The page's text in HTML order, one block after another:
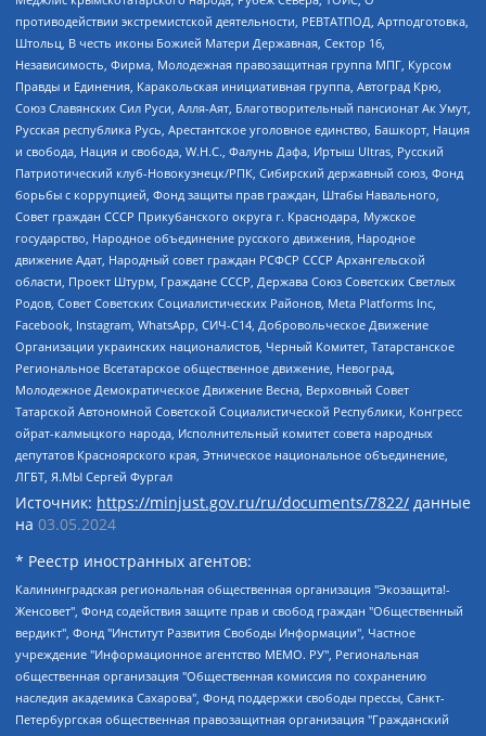
противодействии экстремистской деятельности, РЕВТАТПОД, Артподготовка,
Штольц, В честь иконы Божией Матери Державная, Сектор 16,
Независимость, Фирма, Молодежная правозащитная группа МПГ, Курсом
Правды и Единения, Каракольская инициативная группа, Автоград Крю,
Союз Славянских Сил Руси, Алля-Аят, Благотворительный пансионат Ак Умут,
Русская республика Русь, Арестантское уголовное единство, Башкорт, Нация
и свобода, Нация и свобода, W.H.С., Фалунь Дафа, Иртыш Ultras, Русский
Патриотический клуб-Новокузнецк/РПК, Сибирский державный союз, Фонд
борьбы с коррупцией, Фонд защиты прав граждан, Штабы Навального,
Совет граждан СССР Прикубанского округа г. Краснодара, Мужское
государство, Народное объединение русского движения, Народное
движение Адат, Народный совет граждан РСФСР СССР Архангельской
области, Проект Штурм, Граждане СССР, Держава Союз Советских Светлых
Родов, Совет Советских Социалистических Районов, Meta Platforms Inc,
Facebook, Instagram, WhatsApp, СИЧ-С14, Добровольческое Движение
Организации украинских националистов, Черный Комитет, Татарстанское
Региональное Всетатарское общественное движение, Невоград,
Молодежное Демократическое Движение Весна, Верховный Совет
Татарской Автономной Советской Социалистической Республики, Конгресс
ойрат-калмыцкого народа, Исполнительный комитет совета народных
депутатов Красноярского края, Этническое национальное объединение,
ЛГБТ, Я.МЫ Сергей Фургал
Источник: https://minjust.gov.ru/ru/documents/7822/ данные
на 03.05.2024
* Реестр иностранных агентов:
Калининградская региональная общественная организация "Экозащита!-Женсовет", Фонд содействия защите прав и свобод граждан "Общественный вердикт", Фонд "Институт Развития Свободы Информации", Частное учреждение "Информационное агентство МЕМО. РУ", Региональная общественная организация "Общественная комиссия по сохранению наследия академика Сахарова", Фонд поддержки свободы прессы, Санкт-Петербургская общественная правозащитная организация "Гражданский контроль", Межрегиональная общественная организация "Информационно-просветительский центр "Мемориал", Региональный Фонд "Центр Защиты Прав Средств Массовой Информации", с 05.12.2023 Фонд "Центр Защиты Прав Средств массовой информации", Региональная общественная благотворительная организация помощи беженцам и мигрантам "Гражданское содействие", Негосударственное образовательное учреждение дополнительного профессионального образования (повышение квалификации) специалистов "АКАДЕМИЯ ПО ПРАВАМ ЧЕЛОВЕКА", Свердловская региональная общественная организация "Сутяжник", Автономная некоммерческая организация "Центр независимых социологических исследований", Союз общественных объединений "Российский исследовательский центр по правам человека", Региональное общественное учреждение научно-информационный центр "МЕМОРИАЛ", Некоммерческая организация "Фонд защиты гласности", Автономная некоммерческая организация "Институт прав человека", Городская общественная организация "Екатеринбургское общество "МЕМОРИАЛ", Городская общественная организация "Рязанское историко-просветительское и правозащитное общество "Мемориал" (Рязанский Мемориал), Челябинский региональный орган общественной самодеятельности – женское общественное объединение "Женщины Евразии", Челябинский региональный орган общественной самодеятельности "Уральская правозащитная группа", Фонд содействия защите здоровья и социальной справедливости имени Андрея Рылькова, Автономная Некоммерческая Организация "Аналитический Центр Юрия Левады", Автономная некоммерческая организация социальной поддержки населения "Проект Апрель", Региональная общественная организация помощи женщинам и детям, находящимся в кризисной ситуации "Информационно-методический центр "Анна", Фонд содействия развитию массовых коммуникаций и правовому просвещению "Так-так-Так", Фонд содействия устойчивому развитию "Серебряная тайга", Свердловский региональный общественный фонд социальных проектов "Новое время", "Idel.Реалии", Кавказ.Реалии, Крым.Реалии, Телеканал Настоящее Время, Татаро-башкирская служба Радио Свобода (Azatliq Radiosi), Радио Свободная Европа/Радио Свобода (PCE/PC), "Сибирь.Реалии", "Фактограф", Благотворительный фонд помощи осужденным и их семьям, Автономная некоммерческая организация "Институт глобализации и социальных движений", Фонд "В защиту прав заключенных", Частное учреждение "Центр поддержки и содействия развитию средств массовой информации", Пензенский региональный общественный благотворительный фонд "Гражданский союз", "Север.Реалии", Некоммерческая организация Фонд "Правовая инициатива", Общество с ограниченной ответственностью "Радио Свободная Европа/Радио Свобода", Чешское информационное агентство "MEDIUM-ORIENT", Красноярская региональная общественная организация "Мы против СПИДа", Камалягин Денис Николаевич, Маркелов Сергей Евгеньевич, Пономарев Лев Александрович, Савицкая Людмила Алексеевна, Автономная некоммерческая организация "Центр по работе с проблемой насилия "НАСИЛИЮ.НЕТ", Межрегиональный профессиональный союз работников здравоохранения "Альянс врачей", Юридическое лицо, зарегистрированное в Латвийской Республике, SIA "Medusa Project" (регистрационный номер 40103797863, дата регистрации 10.06.2014), Некоммерческая организация "Фонд по борьбе с коррупцией", Автономная некоммерческая организация "Институт права и публичной политики", Баданин Роман Сергеевич, Гликин Максим Александрович, Железнова Мария Михайловна, Лукьянова Юлия Сергеевна, Маетная Елизавета Витальевна, Маняхин Петр Борисович, Чуракова Ольга Владимировна, Ярош Юлия Петровна, Юридическое лицо "The Insider SIA", зарегистрированное в Риге, Латвийская Республика (дата регистрации 26.06.2015), являющееся администратором доменного имени интернет-издания "The Insider SIA", https://theins.ru, Постернак Алексей Евгеньевич, Рубин Михаил Аркадьевич, Анин Роман Александрович, Юридическое лицо Istories fonds, зарегистрированное в Латвийской Республике (регистрационный номер 50008295751, дата регистрации 24.02.2020), Великовский Дмитрий Александрович, Долинина Ирина Николаевна, Мароховская Алеся Алексеевна, Шлейнов Роман Юрьевич, Шмагун Олеся Валентиновна, Общество с ограниченной ответственностью "Альтаир 2021", Общество с ограниченной ответственностью "Вега 2021", Общество с ограниченной ответственностью "Главный редактор 2021", Общество с ограниченной ответственностью "Ромашки монолит", Важенков Артем Валерьевич, Ивановская областная общественная организация "Центр гендерных исследований", Гурман Юрий Альбертович, Медиапроект "ОВД-Инфо", Егоров Владимир Владимирович, Жилинский Владимир Александрович, Общество с ограниченной ответственностью "ЗП", Иванова София Юрьевна, Карезина Инна Павловна, Кильтау Екатерина Викторовна, Петров Алексей Викторович, Пискунов Сергей Евгеньевич, Смирнов Сергей Сергеевич, Тихонов Михаил Сергеевич, Общество с ограниченной ответственностью "ЖУРНАЛИСТ-ИНОСТРАННЫЙ АГЕНТ", Арапова Галина Юрьевна, Вольтская Татьяна Анатольевна, Американская компания "Mason G.E.S. Anonymous Foundation" (США), являющаяся владельцем интернет-издания https://mnews.world/, Компания "Stichting Bellingcat", зарегистрированная в Нидерландах (дата регистрации 11.07.2018), Захаров Андрей Вячеславович, Клепиковская Екатерина Дмитриевна, Общество с ограниченной ответственностью "МЕМО", Перл Роман Александрович, Симонов Евгений Алексеевич, Соловьева Елена Анатольевна, Сотников Даниил Владимирович, Сурначева Елизавета Дмитриевна, Автономная некоммерческая организация по защите прав человека и информированию населения "Якутия – Наше Мнение", Общество с ограниченной ответственностью "Москоу диджитал медиа", с 26.01.2023 Общество с ограниченной ответственностью "Чайка Белые сады", Ветошкина Валерия Валерьевна, Заговора Максим Александрович, Межрегиональное общественное движение "Российская ЛГБТ - сеть", Оленичев Максим Владимирович, Павлов Иван Юрьевич, Скворцова Елена Сергеевна, Общество с ограниченной ответственностью "Как бы инагент", Кочетков Игорь Викторович, Общество с ограниченной ответственностью "Честные выборы", Еланчик Олег Александрович, Общество с ограниченной ответственностью "Нобелевский призыв", Гималова Регина Эмилевна, Григорьев Андрей Валерьевич, Григорьева Алина Александровна, Ассоциация по содействию защите прав призывников, альтернативнослужащих и военнослужащих "Правозащитная группа "Гражданин.Армия.Право", Хисамова Регина Фаритовна, Автономная некоммерческая организация по реализации социально-правовых программ "Лилит", Дальневосточное общественное движение "Маяк", Санкт-Петербургская ЛГБТ-инициативная группа "Выход", Инициативная группа ЛГБТ+ "Реверс", Алексеев Андрей Викторович, Бекбулатова Таисия Львовна, Беляев Иван Михайлович, Владыкина Елена Сергеевна, Гельман Марат Александрович, Никульшина Вероника Юрьевна, Толоконникова Надежда Андреевна, Шендерович Виктор Анатольевич, Общество с ограниченной ответственностью "Данное сообщение", Общество с ограниченной ответственностью Издательский дом "Новая глава", Айнбиндер Александра Александровна, Московский комьюнити-центр для ЛГБТ+инициатив, Благотворительный фонд развития филантропии, Deutsche Welle (Германия, Kurt-Schumacher-Strasse 3, 53113 Bonn), Борзунова Мария Михайловна, Воробьев Виктор Викторович, Голубева Анна Львовна, Константинова Алла Михайловна, Малкова Ирина Владимировна, Мурадов Мурад Абдулгалимович, Осетинская Елизавета Николаевна, Понасенков Евгений Николаевич, Ганапольский Матвей Юрьевич, Киселев Евгений Алексеевич, Борухович Ирина Григорьевна, Дремин Иван Тимофеевич, Дубровский Дмитрий Викторович, Красноярская региональная общественная организация поддержки и развития альтернативных образовательных технологий и межкультурных коммуникаций "ИНТЕРРА", Маяковская Екатерина Алексеевна, Фейгин Марк Захарович, Филимонов Андрей Викторович, Дзугкоева Регина Николаевна, Доброхотов Роман Александрович, Дудь Юрий Александрович, Елкин Сергей Владимирович, Кругликов Кирилл Игоревич, Сабунаева Мария Леонидовна, Семенов Алексей Владимирович, Шаинян Карен Багратович, Шульман Екатерина Михайловна, Асафьев Артур Валерьевич, Вахштайн Виктор Семенович, Венедиктов Алексей Алексеевич, Лушникова Екатерина Евгеньевна, Волков Леонид Михайлович, Невзоров Александр Глебович, Пархоменко Сергей Борисович, Сироткин Ярослав Николаевич, Кара-Мурза Владимир Владимирович, Баранова Наталья Владимировна, Гозман Леонид Яковлевич, Кагарлицкий Борис Юльевич, Климарев Михаил Валерьевич, Милов Владимир Станиславович, Автономная некоммерческая организация Краснодарский центр современного искусства "Типография", Моргенштерн Алишер Тагирович, Соболь Любовь Эдуардовна, Общество с ограниченной ответственностью "ЛИЗА НОРМ", Каспаров Гарри Кимович, Ходорковский Михаил Борисович, Общество с ограниченной ответственностью "Апрельские тезисы", Данилович Ирина Брониславовна, Кашин Олег Владимирович, Петров Николай Владимирович, Пивоваров Алексей Владимирович, Соколов Михаил Владимирович, Цветкова Юлия Владимировна, Чичваркин Евгений Александрович, Комитет против пыток/Команда против пыток, Общество с ограниченной ответственностью "Первый научный", Общество с ограниченной ответственностью "Вертолет и ко", Белоцерковская Вероника Борисовна, Кац Максим Евгеньевич, Лазарева Татьяна Юрьевна, Шаведдинов Руслан Табризович, Яшин Илья Валерьевич, Общество с ограниченной ответственностью "Иноагент ААВ", Алешковский Дмитрий Петрович, Альбац Евгения Марковна, Быков Дмитрий Львович, Галямина Юлия Евгеньевна, Лойко Сергей Леонидович, Мартынов Кирилл Константинович, Медведев Сергей Александрович, Крашенинников Федор Геннадиевич, Гордеева Катерина Вл